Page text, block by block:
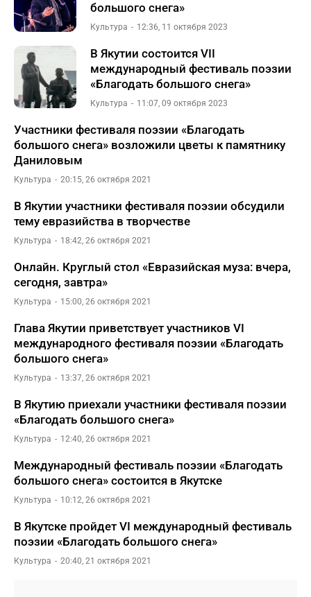
большого снега»
Культура 12:36, 11 октября 2023
В Якутии состоится VII
международный фестиваль поэзии
«Благодать большого снега»
Культура 11:07, 09 октября 2023
Участники фестиваля поэзии «Благодать
большого снега» возложили цветы к памятнику
Даниловым
Культура 20:15, 26 октября 2021
В Якутии участники фестиваля поэзии обсудили
тему евразийства в творчестве
Культура 18:42, 26 октября 2021
Онлайн. Круглый стол «Евразийская муза: вчера,
сегодня, завтра»
Культура 15:00, 26 октября 2021
Глава Якутии приветствует участников VI
международного фестиваля поэзии «Благодать
большого снега»
Культура 13:37, 26 октября 2021
В Якутию приехали участники фестиваля поэзии
«Благодать большого снега»
Культура 12:40, 26 октября 2021
Международный фестиваль поэзии «Благодать
большого снега» состоится в Якутске
Культура 10:12, 26 октября 2021
В Якутске пройдет VI международный фестиваль
поэзии «Благодать большого снега»
Культура 20:40, 21 октября 2021